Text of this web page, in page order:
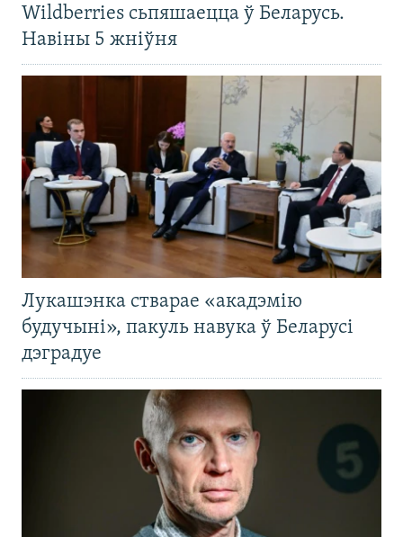
Wildberries сьпяшаецца ў Беларусь.
Навіны 5 жніўня
Лукашэнка стварае «акадэмію
будучыні», пакуль навука ў Беларусі
дэградуе